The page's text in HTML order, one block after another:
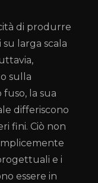
di produrre
larga scala
sulla
la sua
differiscono
fini. Ciò non
e i
essere in